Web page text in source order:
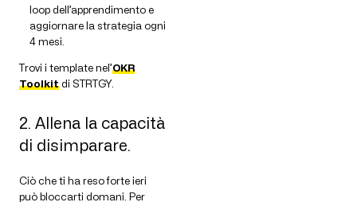
loop dell’apprendimento e
aggiornare la strategia ogni
4 mesi.
Trovi i template nel’OKR
Toolkitdi STRTGY.
2. Allena la capacità
di disimparare.
Ciò che ti ha reso forte ieri
può bloccarti domani. Per